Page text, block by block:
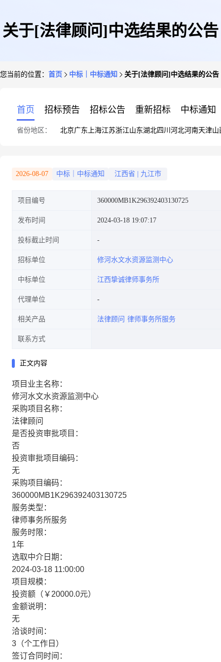
关于[法律顾问]中选结果的公告
您当前的位置： 首页 中标｜中标通知 关于[法律顾问]中选结果的公告
首页 招标预告 招标公告 重新招标 中标通知
省份地区： 北京广东 上海江苏浙江山东湖北四川 河北河南天津山
2026-08-07 中标｜中标通知 江西省 九江市
项目编号 360000MB1K296392403130725
发布时间 2024-03-18 19:07:17
投标截止时间
招标单位 修河水文水资源监测中心
中标单位 江西挚诚律师事务所
代理单位
相关产品 法律顾问 律师事务所服务
联系方式
正文内容
项目业主名称：
修河水文水资源监测中心
采购项目名称：
法律顾问
是否投资审批项目：
否
投资审批项目编码：
无
采购项目编码：
360000MB1K296392403130725
服务类型：
律师事务所服务
服务时限：
1年
选取中介日期：
2024-03-18 11:00:00
项目规模：
投资额（￥20000.0元）
金额说明：
无
洽谈时间：
3（个工作日）
签订合同时间：